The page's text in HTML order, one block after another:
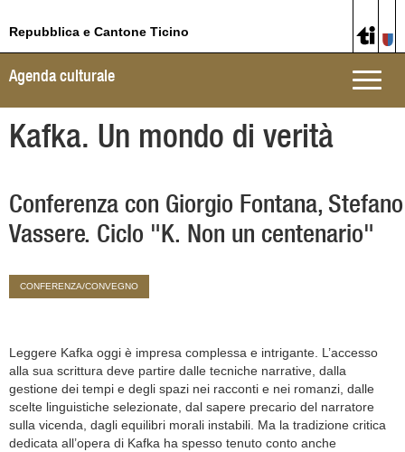
Repubblica e Cantone Ticino
Toggle
Agenda culturale
Kafka. Un mondo di verità
Conferenza con Giorgio Fontana, Stefano
Vassere. Ciclo "K. Non un centenario"
CONFERENZA/CONVEGNO
Leggere Kafka oggi è impresa complessa e intrigante. L’accesso
alla sua scrittura deve partire dalle tecniche narrative, dalla
gestione dei tempi e degli spazi nei racconti e nei romanzi, dalle
scelte linguistiche selezionate, dal sapere precario del narratore
sulla vicenda, dagli equilibri morali instabili. Ma la tradizione critica
dedicata all’opera di Kafka ha spesso tenuto conto anche